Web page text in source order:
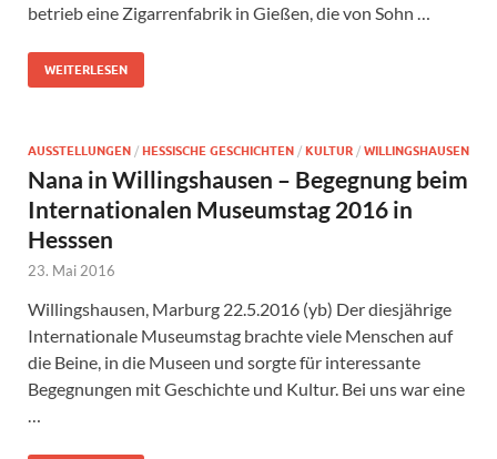
betrieb eine Zigarrenfabrik in Gießen, die von Sohn …
WEITERLESEN
AUSSTELLUNGEN / HESSISCHE GESCHICHTEN / KULTUR / WILLINGSHAUSEN
Nana in Willingshausen – Begegnung beim
Internationalen Museumstag 2016 in
Hesssen
23. Mai 2016
Willingshausen, Marburg 22.5.2016 (yb) Der diesjährige
Internationale Museumstag brachte viele Menschen auf
die Beine, in die Museen und sorgte für interessante
Begegnungen mit Geschichte und Kultur. Bei uns war eine